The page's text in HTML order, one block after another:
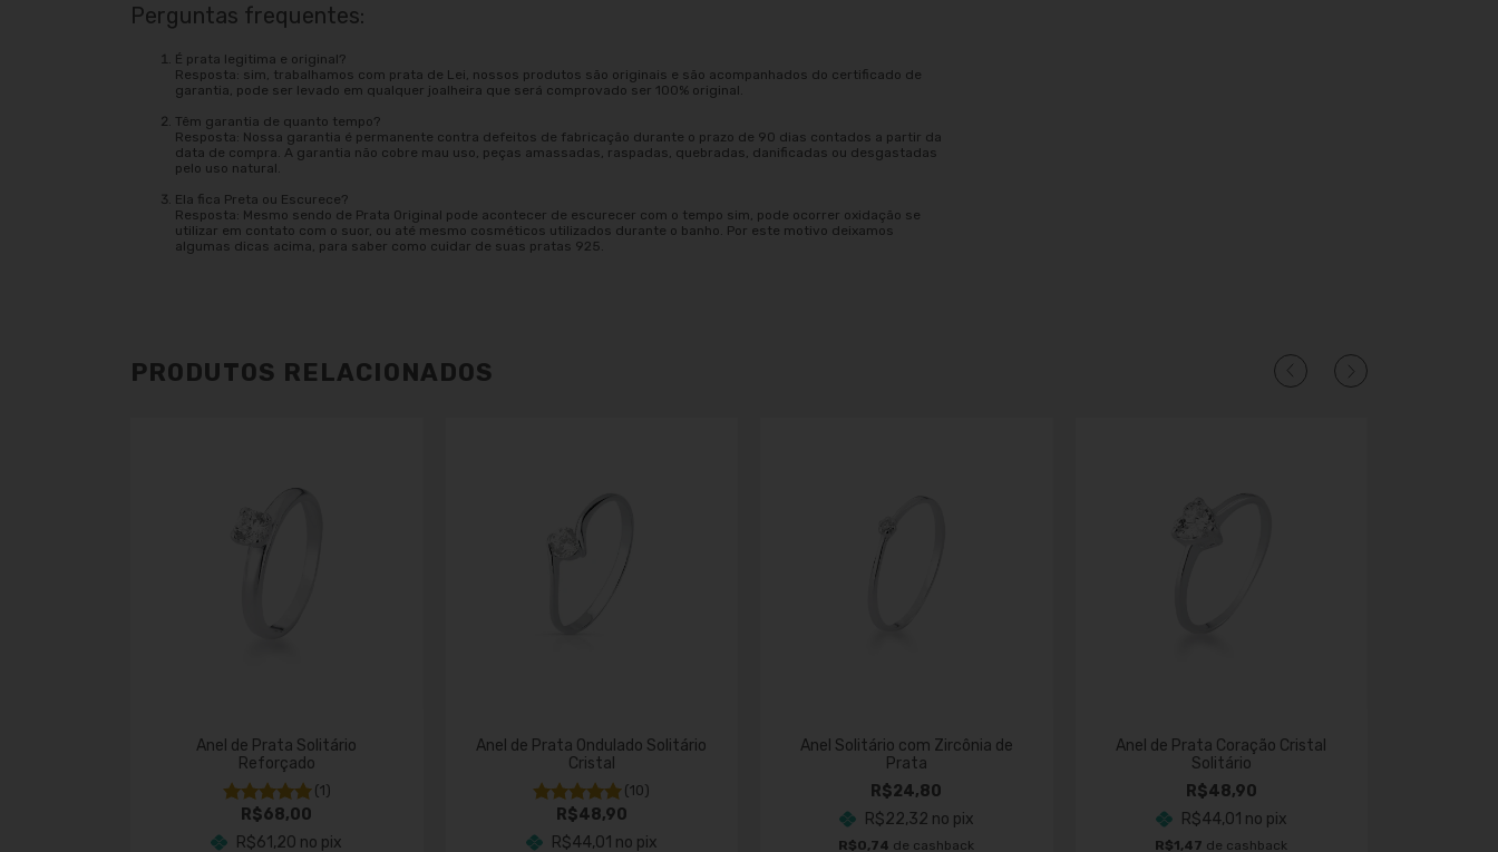
Perguntas frequentes:
É prata legitima e original?
Resposta: sim, trabalhamos com prata de Lei, nossos produtos são originais e são acompanhados do certificado de
garantia, pode ser levado em qualquer joalheira que será comprovado ser 100% original.
Têm garantia de quanto tempo?
Resposta: Nossa garantia é permanente contra defeitos de fabricação durante o prazo de 90 dias contados a partir da
data de compra. A garantia não cobre mau uso, peças amassadas, raspadas, quebradas, danificadas ou desgastadas
pelo uso natural.
Ela fica Preta ou Escurece?
Resposta: Mesmo sendo de Prata Original pode acontecer de escurecer com o tempo sim, pode ocorrer oxidação se
utilizar em contato com o suor, ou até mesmo cosméticos utilizados durante o banho. Por este motivo deixamos
algumas dicas acima, para saber como cuidar de suas pratas 925.
PRODUTOS RELACIONADOS
Anel de Prata Solitário
Reforçado
(1)
R$68,00
R$61,20 no pix
Anel de Prata Ondulado Solitário
Cristal
(10)
R$48,90
R$44,01 no pix
Anel Solitário com Zircônia de
Prata
R$24,80
R$22,32 no pix
R$0,74 de cashback
Anel de Prata Coração Cristal
Solitário
R$48,90
R$44,01 no pix
R$1,47 de cashback